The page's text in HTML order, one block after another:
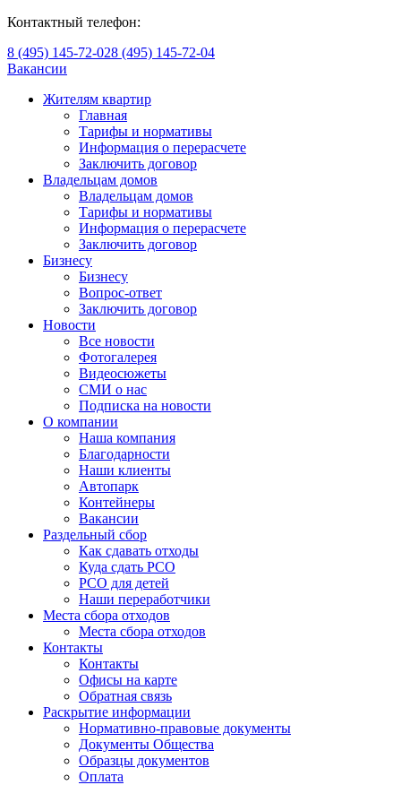
Контактный телефон:
8 (495) 145-72-028 (495) 145-72-04
Вакансии
Жителям квартир
Главная
Тарифы и нормативы
Информация о перерасчете
Заключить договор
Владельцам домов
Владельцам домов
Тарифы и нормативы
Информация о перерасчете
Заключить договор
Бизнесу
Бизнесу
Вопрос-ответ
Заключить договор
Новости
Все новости
Фотогалерея
Видеосюжеты
СМИ о нас
Подписка на новости
О компании
Наша компания
Благодарности
Наши клиенты
Автопарк
Контейнеры
Вакансии
Раздельный сбор
Как сдавать отходы
Куда сдать РСО
РСО для детей
Наши переработчики
Места сбора отходов
Места сбора отходов
Контакты
Контакты
Офисы на карте
Обратная связь
Раскрытие информации
Нормативно-правовые документы
Документы Общества
Образцы документов
Оплата